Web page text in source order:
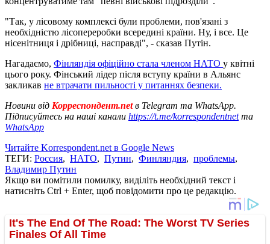
"Так, у лісовому комплексі були проблеми, пов'язані з
необхідністю лісопереробки всередині країни. Ну, і все. Це
нісенітниця і дрібниці, насправді", - сказав Путін.
Нагадаємо, Фінляндія офіційно стала членом НАТО у квітні
цього року. Фінський лідер після вступу країни в Альянс
закликав не втрачати пильності у питаннях безпеки.
Новини від Корреспондент.netв Telegram та WhatsApp.
Підписуйтесь на наші канали https://t.me/korrespondentnetта
WhatsApp
Читайте Korrespondent.net в Google News
ТЕГИ: Россия, НАТО, Путин, Финляндия, проблемы,
Владимир Путин
Якщо ви помітили помилку, виділіть необхідний текст і
натисніть Ctrl + Enter, щоб повідомити про це редакцію.